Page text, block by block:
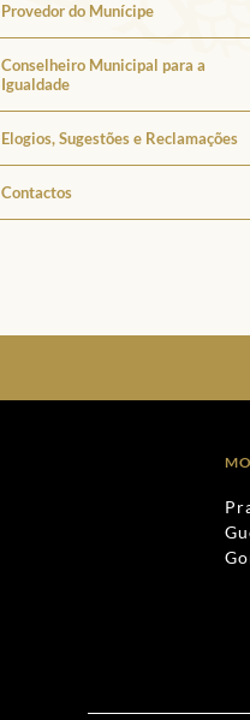
Provedor do Munícipe
Conselheiro Municipal para a
Igualdade
Elogios, Sugestões e Reclamações
Contactos